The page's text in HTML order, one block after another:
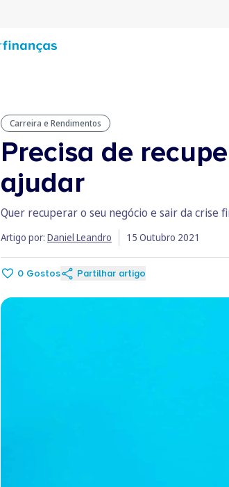
Carreira e Rendimentos
Precisa de
ajudar
Quer recuperar o seu negócio e sair da crise
Artigo por: Daniel Leandro 15 Outubro 2021
0 Gostos Partilhar artigo